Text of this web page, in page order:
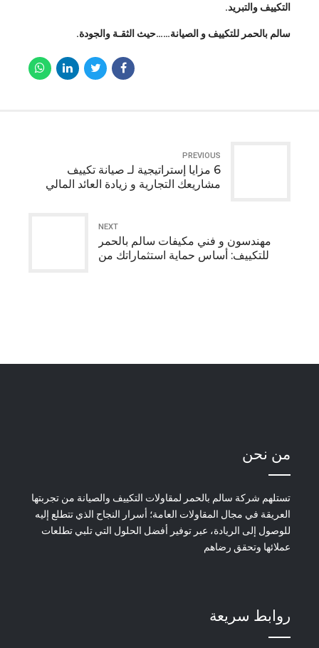
التكييف والتبريد.
سالم بالحمر للتكييف و الصيانة……حيث الثقـة والجودة.
PREVIOUS
6 مزايا إستراتيجية لـ صيانة تكييف
مشاريعك التجارية و زيادة العائد المالي
NEXT
مهندسون و فني مكيفات سالم بالحمر
للتكييف: أساس حماية استثماراتك من
من نحن
تستلهم شركة سالم بالحمر لمقاولات التكييف والصيانة من تجربتها
العريقة في مجال المقاولات العامة؛ أسرار النجاح الذي تتطلع إليه
للوصول إلى الريادة، عبر توفير أفضل الحلول التي تلبي تطلعات
عملائها وتحقق رضاهم
روابط سريعة